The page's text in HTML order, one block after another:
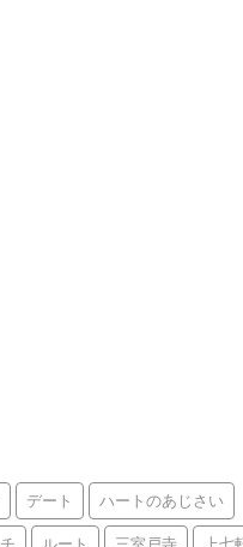
デート ハートのあじさい